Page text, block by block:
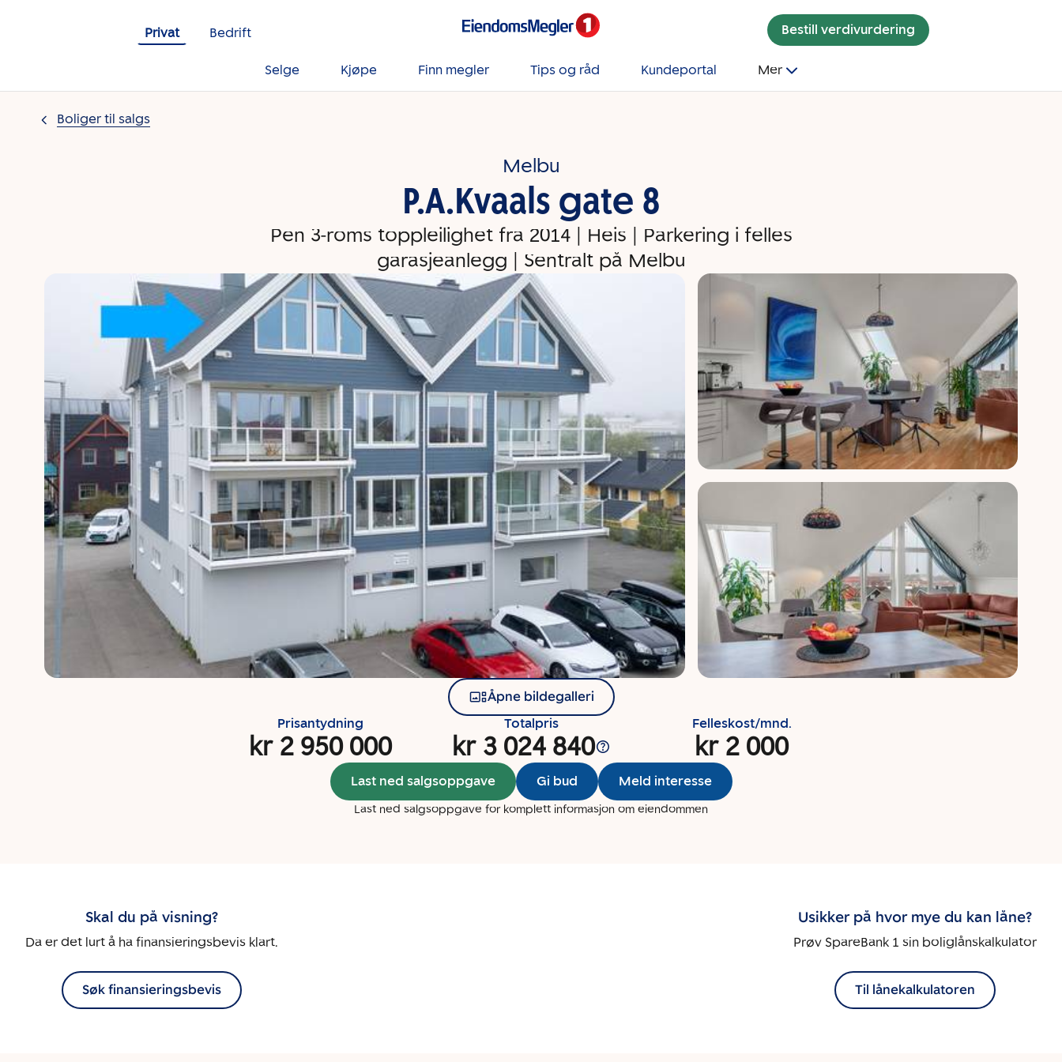
Privat
Bedrift Bestill verdivurdering
Selge Kjøpe Finn megler Tips og råd Kundeportal Mer
Boliger til salgs
Melbu
P.A.Kvaals gate 8
Pen 3-roms toppleilighet fra 2014 | Heis | Parkering i felles
garasjeanlegg | Sentralt på Melbu
Åpne bildegalleri
Prisantydning
kr 2 950 000
Totalpris
kr 3 024 840
Felleskost/mnd.
kr 2 000
Last ned salgsoppgave Gi bud Meld interesse
Last ned salgsoppgave for komplett informasjon om eiendommen
Skal du på visning?
Da er det lurt å ha finansieringsbevis klart.
Søk finansieringsbevis
Usikker på hvor mye du kan låne?
Prøv SpareBank 1 sin boliglånskalkulator
Til lånekalkulatoren